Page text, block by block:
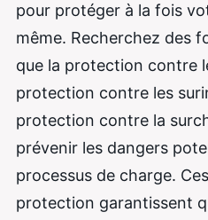
pour protéger à la fois
même. Recherchez des
que la protection contre
protection contre les
protection contre la
prévenir les dangers
processus de charge.
protection garantissent